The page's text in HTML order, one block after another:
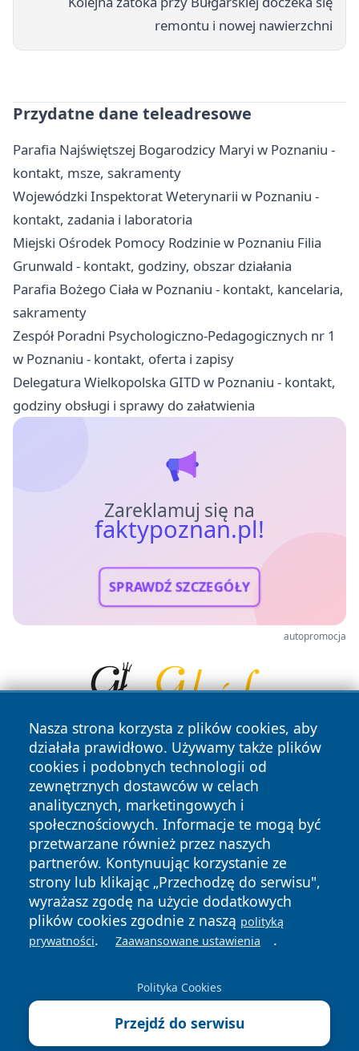
remontu i nowej nawierzchni
Przydatne dane teleadresowe
Parafia Najświętszej Bogarodzicy Maryi w Poznaniu -
kontakt, msze, sakramenty
Wojewódzki Inspektorat Weterynarii w Poznaniu -
kontakt, zadania i laboratoria
Miejski Ośrodek Pomocy Rodzinie w Poznaniu Filia
Grunwald - kontakt, godziny, obszar działania
Parafia Bożego Ciała w Poznaniu - kontakt, kancelaria,
sakramenty
Zespół Poradni Psychologiczno-Pedagogicznych nr 1
w Poznaniu - kontakt, oferta i zapisy
Delegatura Wielkopolska GITD w Poznaniu - kontakt,
godziny obsługi i sprawy do załatwienia
Zareklamuj się na
faktypoznan.pl!
SPRAWDŹ SZCZEGÓŁY
autopromocja
Nasza strona korzysta z plików cookies, aby
działała prawidłowo. Używamy także plików
cookies i podobnych technologii od
zewnętrznych dostawców w celach
analitycznych, marketingowych i
społecznościowych. Informacje te mogą być
przetwarzane również przez naszych
partnerów. Kontynuując korzystanie ze
strony lub klikając „Przechodzę do serwisu",
wyrażasz zgodę na użycie dodatkowych
plików cookies zgodnie z naszą polityką
prywatności. Zaawansowane ustawienia .
Polityka Cookies
Przejdź do serwisu
Copyright © 2026 faktypoznan.pl Wszystkie prawa
zastrzeżone.
News Autorzy
Polityka
Prywatności
Polityka
Cookies